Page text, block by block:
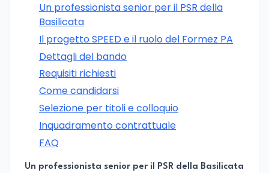
Un professionista senior per il PSR della
Basilicata
Il progetto SPEED e il ruolo del Formez PA
Dettagli del bando
Requisiti richiesti
Come candidarsi
Selezione per titoli e colloquio
Inquadramento contrattuale
FAQ
Un professionista senior per il PSR della Basilicata